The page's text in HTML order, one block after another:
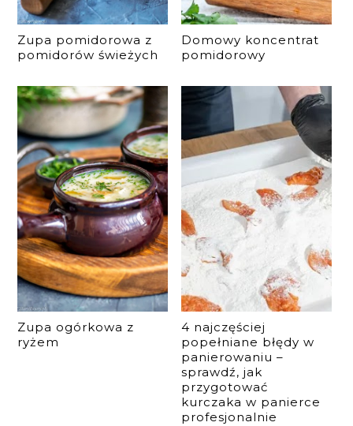
Zupa pomidorowa z
pomidorów świeżych
Domowy koncentrat
pomidorowy
Zupa ogórkowa z
ryżem
4 najczęściej
popełniane błędy w
panierowaniu –
sprawdź, jak
przygotować
kurczaka w panierce
profesjonalnie